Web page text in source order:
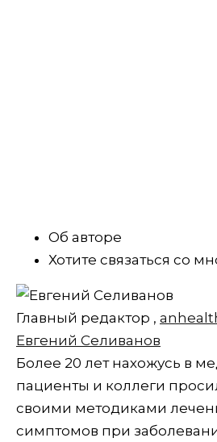
Об авторе
Хотите связаться со
Главный редактор ,
Евгений Селиванов
Более 20 лет нахожусь в
пациенты и коллеги
своими методиками
симптомов при